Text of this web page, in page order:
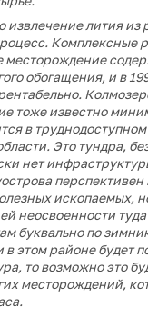
извлечение лития
Комплексные
месторождение
обогащения, и в
тоже известно
в
Это тундра,
нет
ископаемых,
неосвоенности
буквально по
в этом районе будет
то возможно это
месторождений,